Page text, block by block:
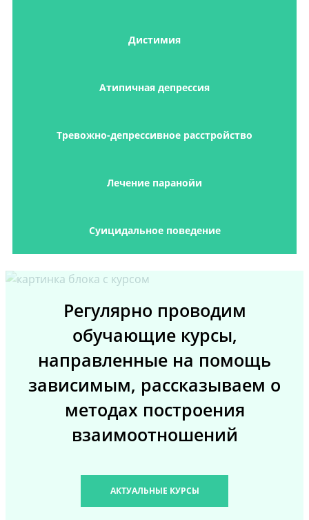
Дистимия
Атипичная депрессия
Тревожно-депрессивное расстройство
Лечение паранойи
Суицидальное поведение
Регулярно проводим
обучающие курсы,
направленные на помощь
зависимым, рассказываем о
методах построения
взаимоотношений
АКТУАЛЬНЫЕ КУРСЫ